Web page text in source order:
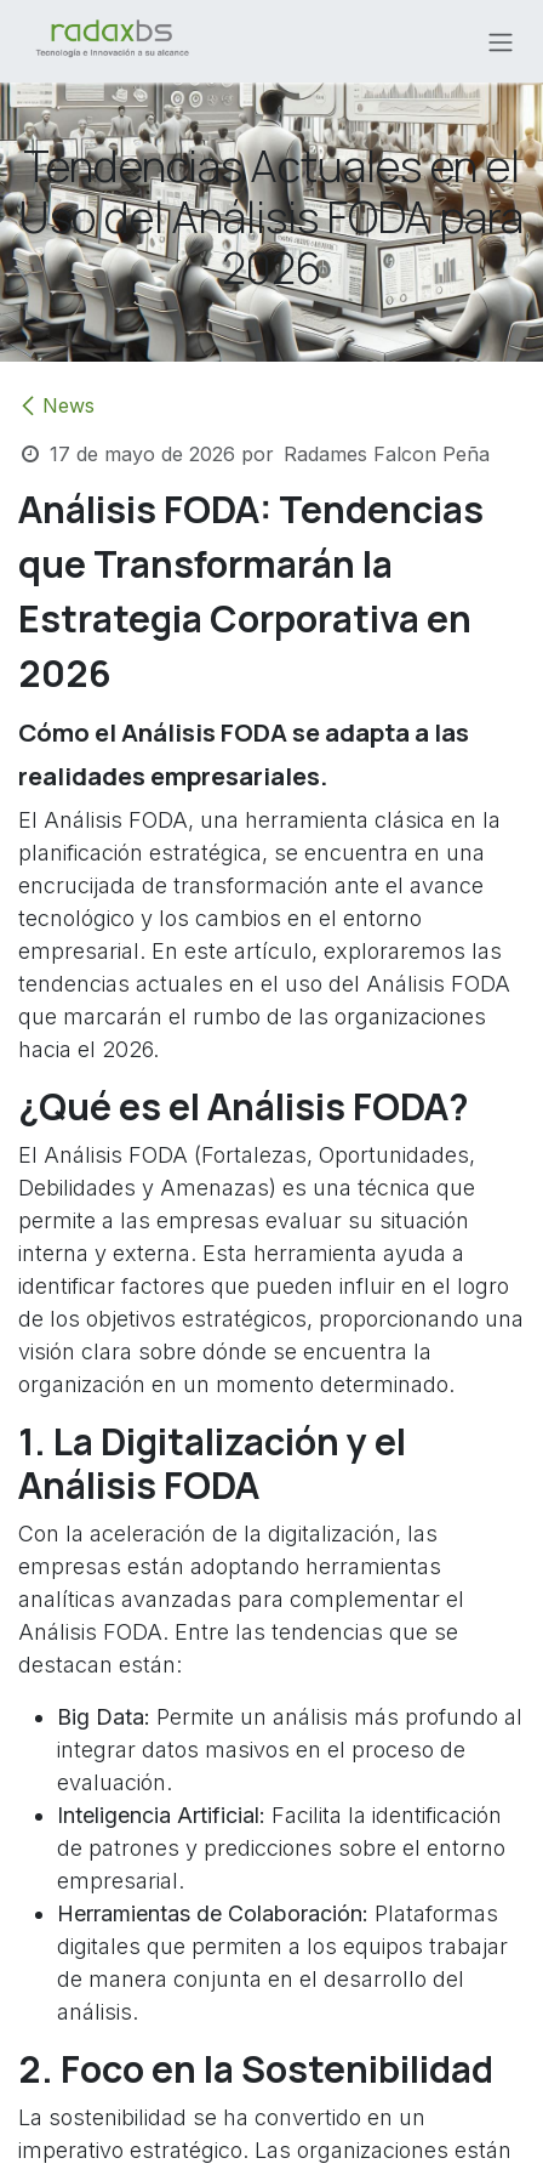
Ir al contenido
Tendencias Actuales en el
Uso del Análisis FODA para
2026
News
17 de mayo de 2026 por Radames Falcon Peña
Análisis FODA: Tendencias
que Transformarán la
Estrategia Corporativa en
2026
Cómo el Análisis FODA se adapta a las
realidades empresariales.
El Análisis FODA, una herramienta clásica en la
planificación estratégica, se encuentra en una
encrucijada de transformación ante el avance
tecnológico y los cambios en el entorno
empresarial. En este artículo, exploraremos las
tendencias actuales en el uso del Análisis FODA
que marcarán el rumbo de las organizaciones
hacia el 2026.
¿Qué es el Análisis FODA?
El Análisis FODA (Fortalezas, Oportunidades,
Debilidades y Amenazas) es una técnica que
permite a las empresas evaluar su situación
interna y externa. Esta herramienta ayuda a
identificar factores que pueden influir en el logro
de los objetivos estratégicos, proporcionando una
visión clara sobre dónde se encuentra la
organización en un momento determinado.
1. La Digitalización y el
Análisis FODA
Con la aceleración de la digitalización, las
empresas están adoptando herramientas
analíticas avanzadas para complementar el
Análisis FODA. Entre las tendencias que se
destacan están:
Big Data: Permite un análisis más profundo al
integrar datos masivos en el proceso de
evaluación.
Inteligencia Artificial: Facilita la identificación
de patrones y predicciones sobre el entorno
empresarial.
Herramientas de Colaboración: Plataformas
digitales que permiten a los equipos trabajar
de manera conjunta en el desarrollo del
análisis.
2. Foco en la Sostenibilidad
La sostenibilidad se ha convertido en un
imperativo estratégico. Las organizaciones están